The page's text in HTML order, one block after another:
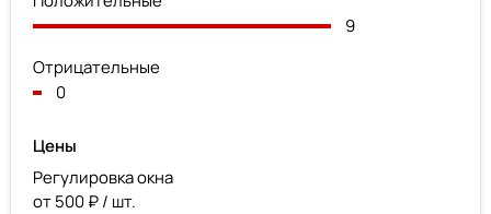
9
Отрицательные
0
Цены
Регулировка окна
от 500 ₽ / шт.